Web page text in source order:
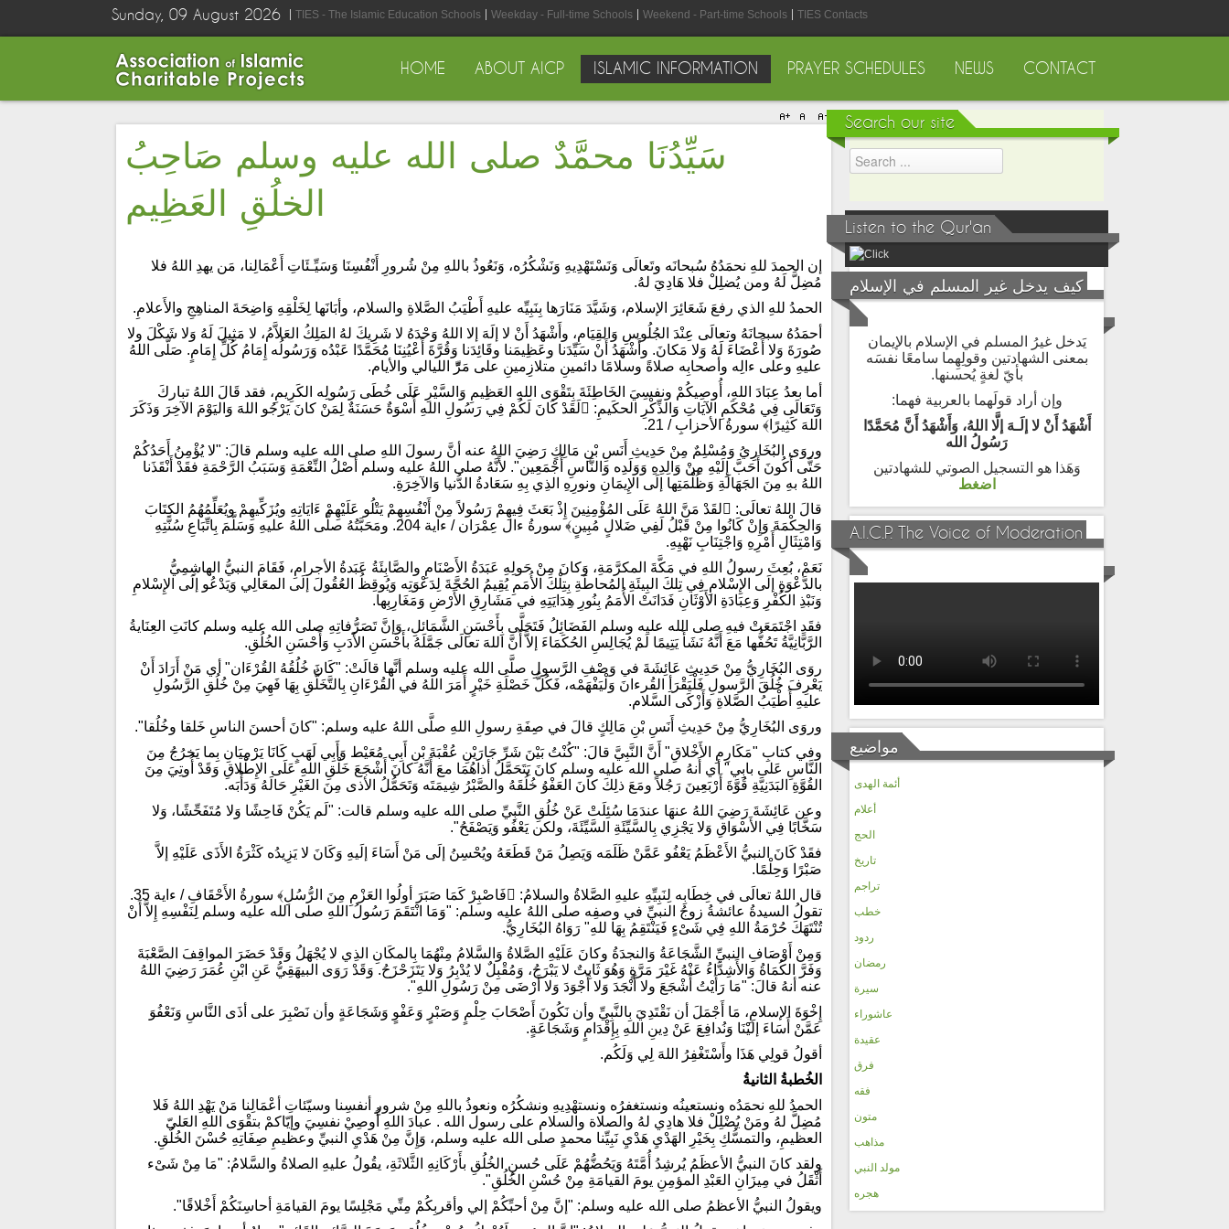
Sunday, 09 August 2026 TIES - The Islamic Education Schools Weekday - Full-time Schools Weekend - Part-time Schools TIES Contacts
HOME ABOUT AICP ISLAMIC INFORMATION PRAYER SCHEDULES NEWS CONTACT
سَيِّدُنَا محمَّدٌ صلى الله عليه وسلم صَاحِبُ
الخلُقِ العَظِيم
إن الحمدَ للهِ نحمَدُهُ سُبحانَه وتَعالَى وَنَسْتَهْدِيهِ وَنَشْكُرُه، وَنَعُوذُ باللهِ مِنْ شُرورِ أَنْفُسِنَا وَسَيِّـئَاتِ أَعْمَالِنا، مَن يهدِ اللهُ فلا
مُضِلَّ لَهُ ومن يُضلِلْ فلا هَادِيَ لهُ.
الحمدُ للهِ الذي رفعَ شَعَائِرَ الإسلام، وَشَيَّدَ مَنَارَها بِنَبِيِّه عليهِ أَطْيَبُ الصَّلاةِ والسلام، وأبَانَها لِخَلْقِهِ وَاضِحَةَ المناهِجِ والأَعلامِ.
أحمَدُهُ سبحانَهُ وتعالَى عِنْدَ الجُلُوسِ وَالقِيَامِ، وأَشْهَدُ أَنْ لا إلَهَ إلا اللهُ وَحْدَهُ لا شَرِيكَ لهُ المَلِكُ العَلاَّمُ، لا مَثِيلَ لَهُ وَلا شَكْلَ ولا
صُورَةَ وَلا أَعْضَاءَ لَهُ وَلا مَكانَ. وأَشْهَدُ أَنْ سَيِّدَنا وعَظِيمَنا وقَائِدَنا وَقُرَّةَ أَعْيُنِنَا مُحَمَّدًا عَبْدُه وَرَسُولُه إِمَامُ كُلِّ إِمَامٍ. صَلَّى اللهُ
عليهِ وعلى ءالِه وأصحابِه صلاةً وسلامًا دائمينِ متلازِمينِ على مَرِّّ الليالي والأيام.
أما بعدُ عِبَادَ اللهِ، أُوصِيكُمْ ونفسِيَ الخَاطِئَةَ بِتَقْوَى اللهِ العَظِيمِ وَالسَّيْرِ عَلَى خُطَى رَسُولِه الكَرِيمِ، فقد قَالَ اللهُ تباركَ
وَتَعَالَى فِي مُحْكَمِ الآيَاتِ وَالذِّكْرِ الحكَيمِ: لَقَدْ كَانَ لَكُمْ فِي رَسُولِ اللهِ أُسْوَةٌ حَسَنَةٌ لِمَنْ كانَ يَرْجُو اللهَ وَاليَوْمَ الآخِرَ وَذَكَرَ
اللهَ كَثِيرًا﴾ سورةُ الأحزابِ / 21.
وروَى البُخَارِيُ وَمُسْلِمٌ مِنْ حَدِيثِ أَنَسِ بْنِ مَالِكٍ رَضِيَ اللهُ عنه أنَّ رسولَ اللهِ صلى الله عليه وسلم قالَ: "لا يُؤْمِنُ أَحَدُكُمْ
حَتَّى أَكُونَ أَحَبَّ إِلَيْهِ مِنْ وَالِدِهِ وَوَلَدِه وَالنَّاسِ أَجْمَعِين". لأَنَّهُ صلى اللهُ عليه وسلم أَصْلُ النِّعْمَةِ وَسَبَبُ الرَّحْمَةِ فقَدْ أَنْقَذَنا
اللهُ بهِ مِنَ الجَهَالَةِ وَظُلْمَتِها إلَى الإِيمَانِ ونورِهِ الذِي بِهِ سَعَادةُ الدُّنيا وَالآخِرَةِ.
قالَ اللهُ تعالَى: لقَدْ مَنَّ اللهُ عَلَى المُؤْمِنِينَ إِذْ بَعَثَ فِيهِمْ رَسُولاً مِنْ أَنْفُسِهِمْ يَتْلُو عَلَيْهِمْ ءَايَاتِهِ ويُزَكِّيهِمْ ويُعَلِّمُهُمُ الكِتَابَ
وَالحِكْمَةَ وَإِنْ كَانُوا مِنْ قَبْلُ لَفِي ضَلالٍ مُبِينٍ﴾ سورةُ ءال عِمْرَان / ءاية 204. ومَحَبَّتُهُ صلَّى اللهُ عليهِ وَسَلَّمَ بِاتِّبَاعِ سُنَّتِهِ
وَامْتِثَالِ أَمْرِهِ وَاجْتِنَابِ نَهْيِهِ.
نَعَمْ، بُعِثَ رسولُ اللهِ في مَكَّةَ المكرَّمَةِ، وَكانَ مِنْ حَولِهِ عَبَدَةُ الأَصْنَامِ والصَّابِئَةُ عَبَدةُ الأجرامِ، فَقَامَ النبيُّ الهاشِمِيُّ
بالدَّعْوَةِ إلَى الإِسْلامِ فِي تِلكَ البِيئَةِ المُحاطَةِ بِتِلْكَ الأُمَمِ يُقِيمُ الحُجَّةَ لِدَعْوَتِه وَيُوقِظُ العُقُولَ إلَى المعَالِي وَيَدْعُو إلَى الإِسْلامِ
وَنَبْذِ الكُفْرِ وَعِبَادَةِ الأَوْثَانِ فَدَانَتْ الأُمَمُ بِنُورِ هِدَايَتِهِ في مَشَارِقِ الأَرْضِ وَمَغَارِبِها.
فقَدِ اجْتَمَعَتْ فيهِ صلى الله عليه وسلم الفَضَائِلُ فَتَحَلَّى بِأَحْسَنِ الشَّمَائلِ، وَإنَّ تَصَرُّفاتِهِ صلى الله عليه وسلم كانَتِ العِنَايةُ
الرَّبَّانِيَّةُ تَحُفُّها مَعَ أَنَّهُ نَشَأََ يَتِيمًا لَمْ يُجَالِسِ الحُكَمَاءَ إلاَّ أَنَّ اللهَ تعالَى جَمَّلَهُ بأَحْسَنِ الأَدَبِ وَأَحْسَنِ الخُلُقِ.
روَى البُخَارِيُّ مِنْ حَدِيثِ عَائِشَةَ في وَصْفِ الرَّسولِ صلَّى الله عليه وسلم أنَّها قالَتْ: "كَانَ خُلُقُهُ القُرْءَان" أي مَنْ أَرَادَ أَنْ
يَعْرِفَ خُلُقَ الرَّسولِ فَلْيَقْرَأِ القُرءانَ وَلْيَفْهَمْه، فَكُلُّ خَصْلَةِ خَيْرٍ أَمَرَ اللهُ في القُرْءَانِ بِالتَّخَلُّقِ بِهَا فَهِيَ مِنْ خُلُقِ الرَّسُولِ
عليهِ أَطْيَبُ الصَّلاةِ وَأَزْكَى السَّلام.
وروَى البُخَارِيُّ مِنْ حَدِيثِ أَنَسِ بْنِ مَالِكٍ قالَ في صِفَةِ رسولِ اللهِ صلَّى اللهُ عليه وسلم: "كانَ أحسنَ الناسِ خَلقا وخُلُقا".
وفي كتابِ "مَكَارِمِ الأَخْلاقِ" أَنَّ النَّبِيَّ قالَ: "كُنْتُ بَيْنَ شَرِّ جَارَيْنِ عُقْبَةَ بْنِ أَبِي مُعَيْط وَأَبِي لَهَبٍ كَانَا يَرْمِيَانِ بِما يَخرُجُ مِنَ
النَّاسِ عَلى بابِي" أي أَنهُ صلى الله عليه وسلم كانَ يَتَحَمَّلُ أذاهُمَا معَ أَنَّهُ كانَ أَشْجَعَ خَلْقِ اللهِ عَلَى الإِطْلاقِ وَقَدْ أُوتِيَ مِنَ
القُوَّةِ البَدَنِيَّةِ قُوَّةَ أَرْبَعِينَ رَجُلاً ومَعَ ذلِكَ كانَ العَفْوُ خُلُقَهُ والصَّبْرُ شِيمَتَه وَتَحَمُّلُ الأذى مِنَ الغَيْرِ حَالَهُ وَدَأْبَه.
وعن عَائِشَةَ رَضِيَ اللهُ عنهَا عندَمَا سُئِلَتْ عَنْ خُلُقِ النَّبِيِّ صلى الله عليه وسلم قالت: "لَم يَكُنْ فَاحِشًا وَلا مُتَفَحِّشًا، وَلا
سَخَّابًا فِي الأَسْوَاقِ وَلا يَجْزِي بِالسَّيِّئَةِ السَّيِّئَةَ، ولكن يَعْفُو وَيَصْفَحُ".
فقَدْ كَانَ النبيُّ الأَعْظَمُ يَعْفُو عَمَّنْ ظَلَمَه وَيَصِلُ مَنْ قَطَعَهُ ويُحْسِنُ إلَى مَنْ أَسَاءَ إلَيهِ وَكَانَ لا يَزِيدُه كَثْرَةُ الأَذَى عَلَيْهِ إلاَّ
صَبْرًا وَحِلْمًا.
قال اللهُ تعالَى في خِطَابِه لِنَبِيِّهِ عليهِ الصَّلاةُ والسلامُ: فَاصْبِرْ كَمَا صَبَرَ أولُوا العَزْمِ مِنَ الرُّسُلِ﴾ سورةُ الأَحْقَافِ / ءاية 35.
تقولُ السيدةُ عائشةُ زوجُ النبيِّ في وصفِه صلى اللهُ عليه وسلم: "وَمَا انْتَقَمَ رَسُولُ اللهِ صلى الله عليه وسلم لِنَفْسِهِ إِلاَّ أَنْ
تُنْتَهَكَ حُرْمَةُ اللهِ فِي شَىْءٍ فَيَنْتَقِمُ بِهَا للهِ" رَوَاهُ البُخَارِيُّ.
وَمِنْ أَوْصَافِ النبيِّ الشَّجَاعَةُ وَالنجدَةُ وكانَ عَلَيْهِ الصَّلاةُ وَالسَّلامُ مِنْهُمَا بِالمكَانِ الذِي لا يُجْهَلُ وَقَدْ حَضَرَ المواقِفَ الصَّعْبَةَ
وَفَرَّ الكُمَاةُ وَالأَشِدَّاءُ عَنْهُ غَيْرَ مَرَّةٍ وَهُوَ ثَابِتٌ لا يَبْرَحُ، وَمُقْبِلٌ لا يُدْبِرُ وَلا يَتَزَحْزَحُ. وَقَدْ رَوَى البيهَقِيُّ عَنِ ابْنِ عُمَرَ رَضِيَ اللهُ
عنه أنهُ قالَ: "مَا رَأَيْتُ أَشْجَعَ ولا أَنْجَدَ وَلا أَجْوَدَ وَلا أَرْضَى مِنْ رَسُولِ اللهِ".
إِخْوَةَ الإسلامِ، مَا أَجْمَلَ أن نَقْتَدِيَ بِالنَّبِيِّ وأن نَكُونَ أَصْحَابَ حِلْمٍ وَصَبْرٍ وَعَفْوٍ وَشَجَاعَةٍ وأن نَصْبِرَ على أذَى النَّاسِ وَنَعْفُوَ
عَمَّنْ أَسَاءَ إلَيْنَا وَنُدافِعَ عَنْ دِينِ اللهِ بِإِقْدَامٍ وَشَجَاعَةٍ.
أقولُ قولِي هَذَا وأَسْتَغْفِرُ اللهَ لِي وَلَكُم.
الخُطبةُ الثانيةُ
الحمدُ للهِ نحمَدُه ونستعينُه ونستغفرُه ونستهْدِيهِ ونشكُرُه ونعوذُ باللهِ مِنْ شرورِ أنفسِنا وسيّئاتِ أعْمَالِنا مَنْ يَهْدِ اللهُ فَلا
مُضِلَّ لهُ ومَنْ يُضْلِلْ فلا هادِي لهُ والصلاة والسلام على رسول الله . عبادَ اللهِ أُوصِيْ نفسِيَ وإيّاكمْ بتقْوَى اللهِ العَليّ
العظيمِ، والتمسُّكِ بِخَيْرِ الهَدْيِ هَدْيِ نَبِيِّنا محمدٍ صلى الله عليه وسلم، وَإِنَّ مِنْ هَدْيِ النبيِّ وعظيمِ صِفَاتِهِ حُسْنَ الخُلُقِ.
ولقد كانَ النبيُّ الأعظَمُ يُرشِدُ أُمَّتَهُ وَيَحُضُّهُمْ عَلَى حُسنِ الخُلُقِ بأَرْكَانِهِ الثَّلاثَةِ، يقُولُ عليهِ الصلاةُ والسَّلامُ: "مَا مِنْ شَىْء
أَثْقَلُ في مِيزَانِ العَبْدِ المؤمِنِ يومَ القيامَةِ مِنْ حُسْنِ الخُلُقِ".
ويقولُ النبيُّ الأعظمُ صلى الله عليه وسلم: "إنَّ مِنْ أحبِّكُمْ إلي وأقربِكُمْ مِنِّي مَجْلِسًا يومَ القيامَةِ أحاسِنَكُمْ أَخْلاقًا".
Search our site
Listen to the Qur'an
كيف يدخل غير المسلم في الإسلام
يَدخل غيرُ المسلم في الإسلام بالإيمان
بمعنى الشهادتين وقولِهِما سامعًا نفسَه
بأيّ لغةٍ يُحسنها.
وإن أراد قولَهما بالعربية فهما:
أَشْهَدُ أَنْ لا إلَـهَ إلَّا اللهُ، وَأَشْهَدُ أَنَّ مُحَمَّدًا
رَسُولُ الله
وَهَذا هو التسجيل الصوتي للشهادتين
اضغط
A.I.C.P. The Voice of Moderation
مواضيع
أئمة الهدى
أعلام
الحج
تاريخ
تراجم
خطب
ردود
رمضان
سيرة
عاشوراء
عقيدة
فرق
فقه
متون
مذاهب
مولد النبي
هجره